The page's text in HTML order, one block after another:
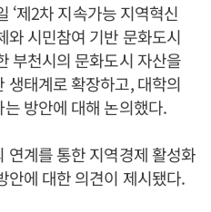
‘제2차 지속가능 지역혁신
와 시민참여 기반 문화도시
부천시의 문화도시 자산을
생태계로 확장하고, 대학의
방안에 대해 논의했다.
연계를 통한 지역경제 활성화
안에 대한 의견이 제시됐다.